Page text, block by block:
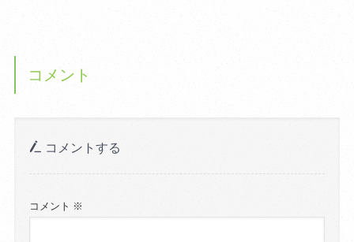
コメント
コメントする
コメント ※